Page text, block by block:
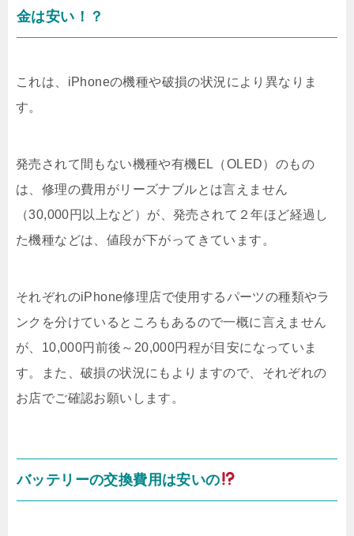
金は安い！？
これは、iPhoneの機種や破損の状況により異なりま
す。
発売されて間もない機種や有機EL（OLED）のもの
は、修理の費用がリーズナブルとは言えません
（30,000円以上など）が、発売されて２年ほど経過し
た機種などは、値段が下がってきています。
それぞれのiPhone修理店で使用するパーツの種類やラ
ンクを分けているところもあるので一概に言えません
が、10,000円前後～20,000円程が目安になっていま
す。また、破損の状況にもよりますので、それぞれの
お店でご確認お願いします。
バッテリーの交換費用は安いの